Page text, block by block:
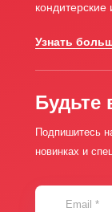
кондитерские
Узнать
Будьте
Подпишитесь
новинках и
Email *